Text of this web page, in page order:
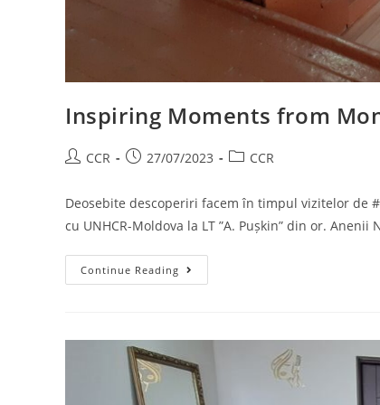
Inspiring Moments from
CCR 27/07/2023 CCR
Deosebite descoperiri facem în timpul vizitelor de
cu UNHCR-Moldova la LT ”A. Pușkin” din or. Anenii
Continue Reading